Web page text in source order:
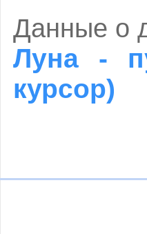
Данные о
Луна -
курсор)